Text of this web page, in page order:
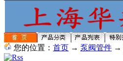
您的位置： 首页 → 泵阀管件 →